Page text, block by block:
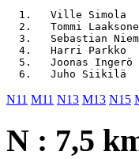
1.   Ville Simola
2.   Tommi
3.   Sebastian
4.   Harri Parkko
5.   Joonas Ingerö
N11 M11 N13 M13 N15
N : 7,5